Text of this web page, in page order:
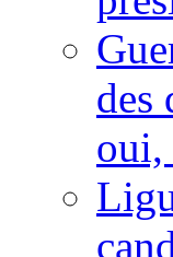
des
oui,